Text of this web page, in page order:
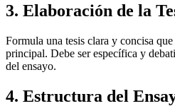
3. Elaboración de la
Formula una tesis clara y concisa
principal. Debe ser específica y
del ensayo.
4. Estructura del